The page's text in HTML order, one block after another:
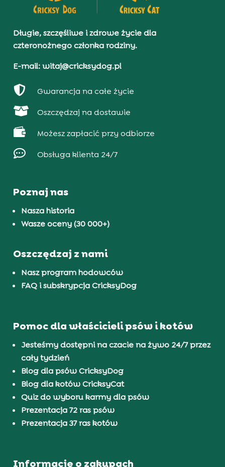
Długie, szczęśliwe i zdrowe życie dla
czteronożnego członka rodziny.
E-mail: witaj@cricksydog.pl
 Gwarancja na całe życie
 Oszczędzaj na dostawie
 Możesz zapłacić przy odbiorze
 Obsługa klienta 24/7
Poznaj nas
Nasza historia
Wasze oceny (30 000+)
Oszczędzaj z nami
Nasz program hodowców
FAQ i subskrypcja CricksyDog
Pomoc dla właścicieli psów i kotów
Jesteśmy dostępni na czacie na żywo 24/7 przez
cały tydzień
Blog dla psów CricksyDog
Blog dla kotów CricksyCat
Quiz do wyboru karmy dla psów
Prezentacja 72 ras psów
Prezentacja 37 ras kotów
Informacje o zakupach